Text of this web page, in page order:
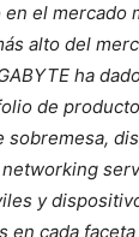
el mercado
alto del
ha
de
sobremesa,
y
en cada